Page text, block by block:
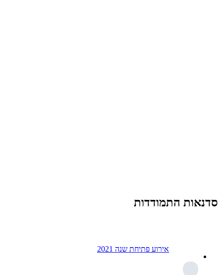
סדנאות התמודדות
אירוע פתיחת שנה 2021